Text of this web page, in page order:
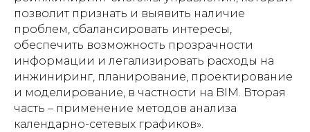
позволит признать и выявить наличие
проблем, сбалансировать интересы,
обеспечить возможность прозрачности
информации и легализировать расходы на
инжиниринг, планирование, проектирование
и моделирование, в частности на BIM. Вторая
часть – применение методов анализа
календарно-сетевых графиков».